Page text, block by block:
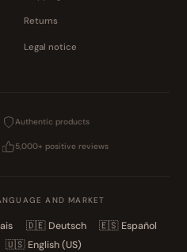
Returns
Legal notice
Authentic products
5,000+ positive reviews
AND MARKET
🇩🇪 Deutsch 🇪🇸 Español
🇺🇸 English (US)